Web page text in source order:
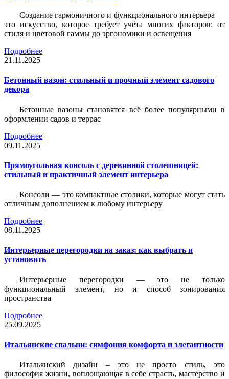
Создание гармоничного и функционального интерьера —
это искусство, которое требует учёта многих факторов: от
стиля и цветовой гаммы до эргономики и освещения
Подробнее
21.11.2025
Бетонный вазон: стильный и прочный элемент садового
декора
Бетонные вазоны становятся всё более популярными в
оформлении садов и террас
Подробнее
09.11.2025
Прямоугольная консоль с деревянной столешницей:
стильный и практичный элемент интерьера
Консоли — это компактные столики, которые могут стать
отличным дополнением к любому интерьеру
Подробнее
08.11.2025
Интерьерные перегородки на заказ: как выбрать и
установить
Интерьерные перегородки — это не только
функциональный элемент, но и способ зонирования
пространства
Подробнее
25.09.2025
Итальянские спальни: симфония комфорта и элегантности
Итальянский дизайн – это не просто стиль, это
философия жизни, воплощающая в себе страсть, мастерство и